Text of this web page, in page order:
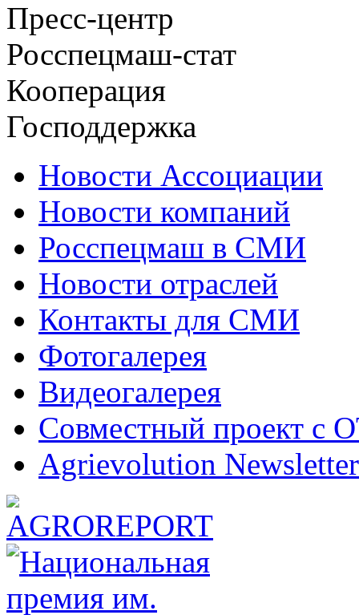
Пресс-центр
Росспецмаш-стат
Кооперация
Господдержка
Новости Ассоциации
Новости компаний
Росспецмаш в СМИ
Новости отраслей
Контакты для СМИ
Фотогалерея
Видеогалерея
Совместный проект с
Agrievolution Newsletter